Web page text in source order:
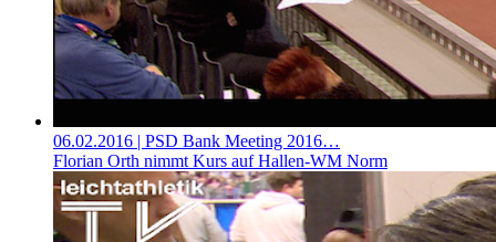
06.02.2016 | PSD Bank Meeting 2016…
Florian Orth nimmt Kurs auf Hallen-WM Norm